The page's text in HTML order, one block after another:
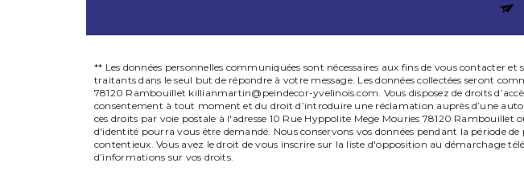
** Les données personnelles communiquées sont nécessaires aux fins de vous contacter
traitants dans le seul but de répondre à votre message. Les données collectées seront
78120 Rambouillet killianmartin@peindecor-yvelinois.com. Vous disposez de droits
consentement à tout moment et du droit d’introduire une réclamation auprès d’une
ces droits par voie postale à l'adresse 10 Rue Hyppolite Mege Mouries 78120
d'identité pourra vous être demandé. Nous conservons vos données pendant la période
contentieux. Vous avez le droit de vous inscrire sur la liste d'opposition au démarchage
d’informations sur vos droits.